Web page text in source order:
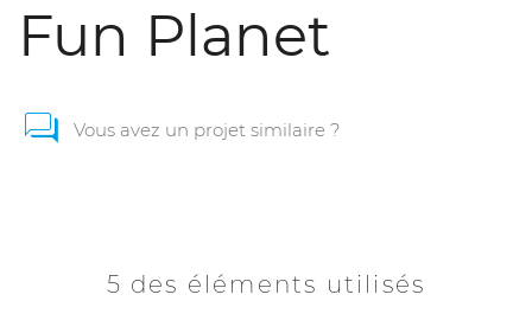
Fun Planet
Vous avez un projet similaire ?
5 des éléments utilisés